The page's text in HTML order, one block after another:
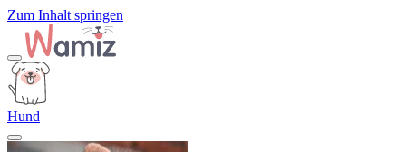
Zum Inhalt springen
Hund